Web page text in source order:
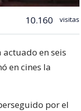
10.160 visitas
actuado en seis
en cines la
por el